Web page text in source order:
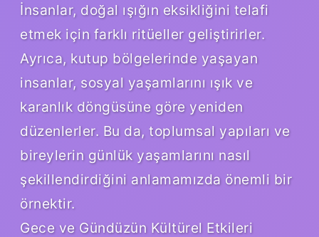
İnsanlar, doğal ışığın eksikliğini telafi
etmek için farklı ritüeller geliştirirler.
Ayrıca, kutup bölgelerinde yaşayan
insanlar, sosyal yaşamlarını ışık ve
karanlık döngüsüne göre yeniden
düzenlerler. Bu da, toplumsal yapıları ve
bireylerin günlük yaşamlarını nasıl
şekillendirdiğini anlamamızda önemli bir
örnektir.
Gece ve Gündüzün Kültürel Etkileri